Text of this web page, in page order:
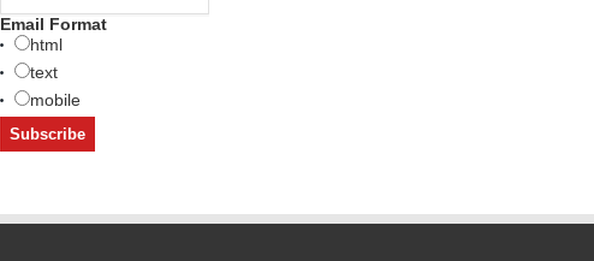
Email Format
html
text
mobile